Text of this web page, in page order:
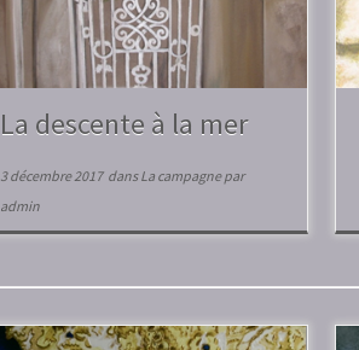
La descente à la mer
3 décembre 2017dansLa campagnepar
admin